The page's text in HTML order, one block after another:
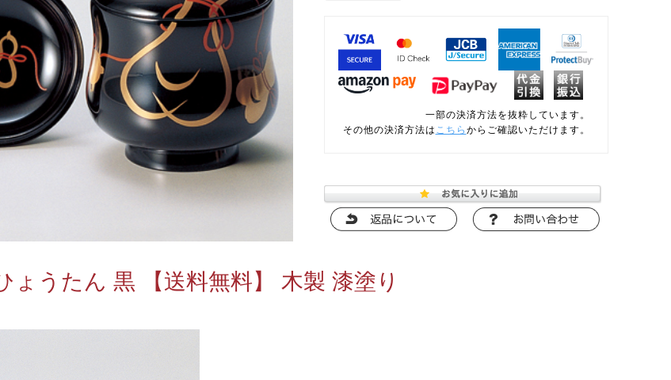
一部の決済方法を抜粋しています。
その他の決済方法は こちら からご確認いただけます。
ょうたん 黒 【送料無料】 木製 漆塗り